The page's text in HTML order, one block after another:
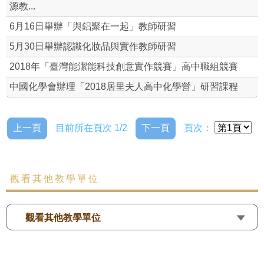
源教...
6月16日舉辦「與鋁聚在一起」教師研習
5月30日舉辦認識化妝品與實作教師研習
2018年「臺灣能潔能科技創意實作競賽」高中職組競賽
中國化學會辦理「2018居里夫人高中化學營」研習課程
上一頁 目前所在頁次 1/2 下一頁 頁次：
觀看其他教學單位
觀看其他教學單位